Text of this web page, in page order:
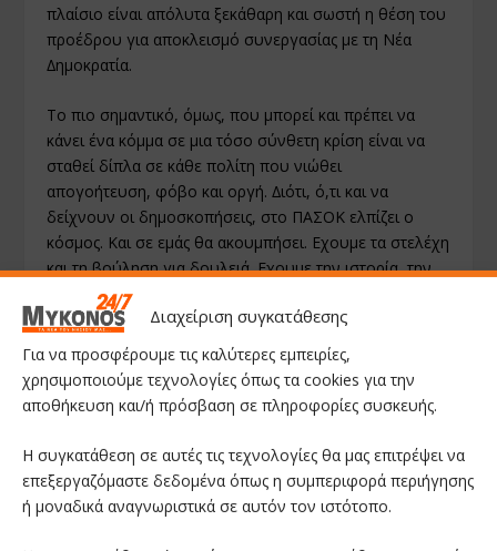
Διαχείριση συγκατάθεσης
Για να προσφέρουμε τις καλύτερες εμπειρίες,
χρησιμοποιούμε τεχνολογίες όπως τα cookies για την
αποθήκευση και/ή πρόσβαση σε πληροφορίες συσκευής.
Η συγκατάθεση σε αυτές τις τεχνολογίες θα μας επιτρέψει να
επεξεργαζόμαστε δεδομένα όπως η συμπεριφορά περιήγησης
ή μοναδικά αναγνωριστικά σε αυτόν τον ιστότοπο.
πλαίσιο είναι απόλυτα ξεκάθαρη και σωστή η θέση του
προέδρου για αποκλεισµό συνεργασίας µε τη Νέα
∆ηµοκρατία.
Το πιο σηµαντικό, όµως, που µπορεί και πρέπει να
κάνει ένα κόµµα σε µια τόσο σύνθετη κρίση είναι να
σταθεί δίπλα σε κάθε πολίτη που νιώθει
απογοήτευση, φόβο και οργή. ∆ιότι, ό,τι και να
δείχνουν οι δηµοσκοπήσεις, στο ΠΑΣΟΚ ελπίζει ο
κόσµος. Και σε εµάς θα ακουµπήσει. Εχουµε τα στελέχη
και τη βούληση για δουλειά. Εχουµε την ιστορία, την
πείρα και τη γνώση. Πρέπει να τα φέρουµε στο σήµερα
και να πατήσουµε γκάζι. Αυτόν τον στόχο µπορούν να
υπηρετήσουν οι περιφερειακές συνδιασκέψεις µας: να
επικαιροποιήσουν τη σχέση µας µε την κοινωνία.
Αρκεί να δουλέψουµε, όλοι και µαζί, για ένα µεγάλο
και δυνατό ΠΑΣΟΚ, χωρίς αποκλεισµούς. Ο οδικός µας
χάρτης, λοιπόν, προς τη νίκη είναι σαφής: Επιµένουµε
στην αυτόνοµή µας πορεία, στην αµφίπλευρη
διεύρυνση στη βάση, σε κάθε προοδευτικό πολίτη,